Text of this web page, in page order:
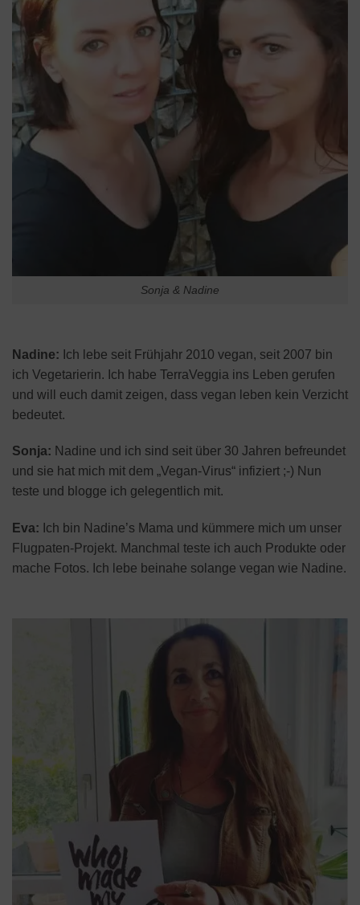
Sonja & Nadine
Nadine: Ich lebe seit Frühjahr 2010 vegan, seit 2007 bin
ich Vegetarierin. Ich habe TerraVeggia ins Leben gerufen
und will euch damit zeigen, dass vegan leben kein Verzicht
bedeutet.
Sonja: Nadine und ich sind seit über 30 Jahren befreundet
und sie hat mich mit dem „Vegan-Virus“ infiziert ;-) Nun
teste und blogge ich gelegentlich mit.
Eva: Ich bin Nadine’s Mama und kümmere mich um unser
Flugpaten-Projekt. Manchmal teste ich auch Produkte oder
mache Fotos. Ich lebe beinahe solange vegan wie Nadine.